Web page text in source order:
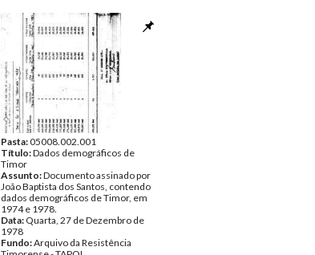
Pasta:05008.002.001
Título:Dados demográficos de
Timor
Assunto:Documento assinado por
João Baptista dos Santos, contendo
dados demográficos de Timor, em
1974 e 1978.
Data: Quarta, 27 de Dezembro de
1978
Fundo:Arquivo da Resistência